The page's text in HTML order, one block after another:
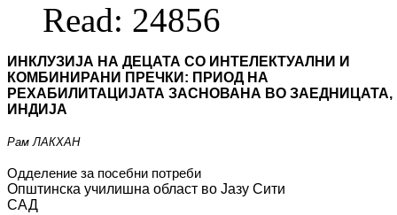
Read: 24856
ИНКЛУЗИЈА НА ДЕЦАТА СО ИНТЕЛЕКТУАЛНИ И
КОМБИНИРАНИ ПРЕЧКИ: ПРИОД НА
РЕХАБИЛИТАЦИЈАТА ЗАСНОВАНА ВО ЗАЕДНИЦАТА,
ИНДИЈА
Рам ЛАКХАН
Одделение за посебни потреби
Општинска училишна област во Јазу Сити
САД